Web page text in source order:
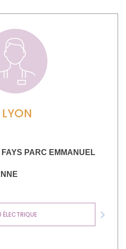
PARC EMMANUEL
Next